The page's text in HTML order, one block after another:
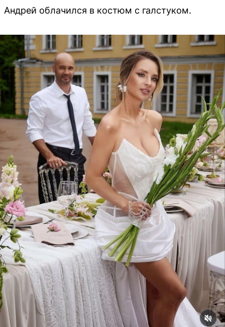
Андрей облачился в костюм с галстуком.